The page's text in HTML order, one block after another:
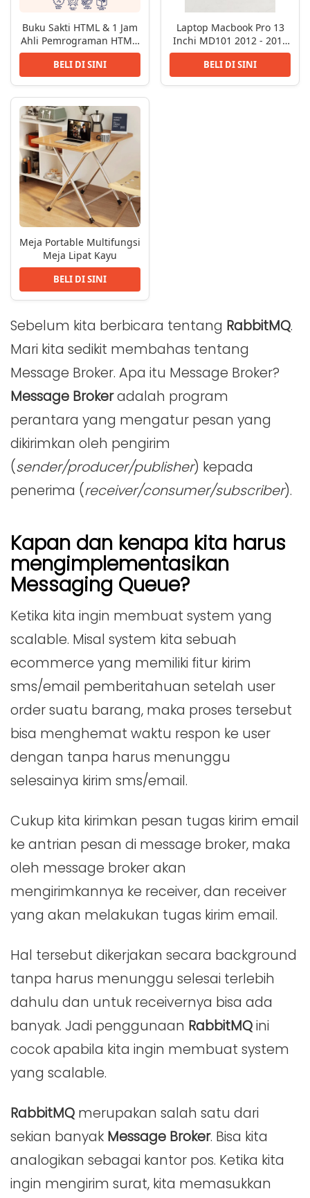
Buku Sakti HTML & 1 Jam
Ahli Pemrograman HTML,
CSS
BELI DI SINI
Laptop Macbook Pro 13
Inchi MD101 2012 - 2015
Core i5 8GB
BELI DI SINI
Meja Portable Multifungsi
Meja Lipat Kayu
BELI DI SINI
Sebelum kita berbicara tentang RabbitMQ.
Mari kita sedikit membahas tentang
Message Broker. Apa itu Message Broker?
Message Brokeradalah program
perantara yang mengatur pesan yang
dikirimkan oleh pengirim
(sender/producer/publisher) kepada
penerima (receiver/consumer/subscriber).
Kapan dan kenapa kita harus
mengimplementasikan
Messaging Queue?
Ketika kita ingin membuat system yang
scalable. Misal system kita sebuah
ecommerce yang memiliki fitur kirim
sms/email pemberitahuan setelah user
order suatu barang, maka proses tersebut
bisa menghemat waktu respon ke user
dengan tanpa harus menunggu
selesainya kirim sms/email.
Cukup kita kirimkan pesan tugas kirim email
ke antrian pesan di message broker, maka
oleh message broker akan
mengirimkannya ke receiver, dan receiver
yang akan melakukan tugas kirim email.
Hal tersebut dikerjakan secara background
tanpa harus menunggu selesai terlebih
dahulu dan untuk receivernya bisa ada
banyak. Jadi penggunaan RabbitMQini
cocok apabila kita ingin membuat system
yang scalable.
RabbitMQ merupakan salah satu dari
sekian banyak Message Broker. Bisa kita
analogikan sebagai kantor pos. Ketika kita
ingin mengirim surat, kita memasukkan